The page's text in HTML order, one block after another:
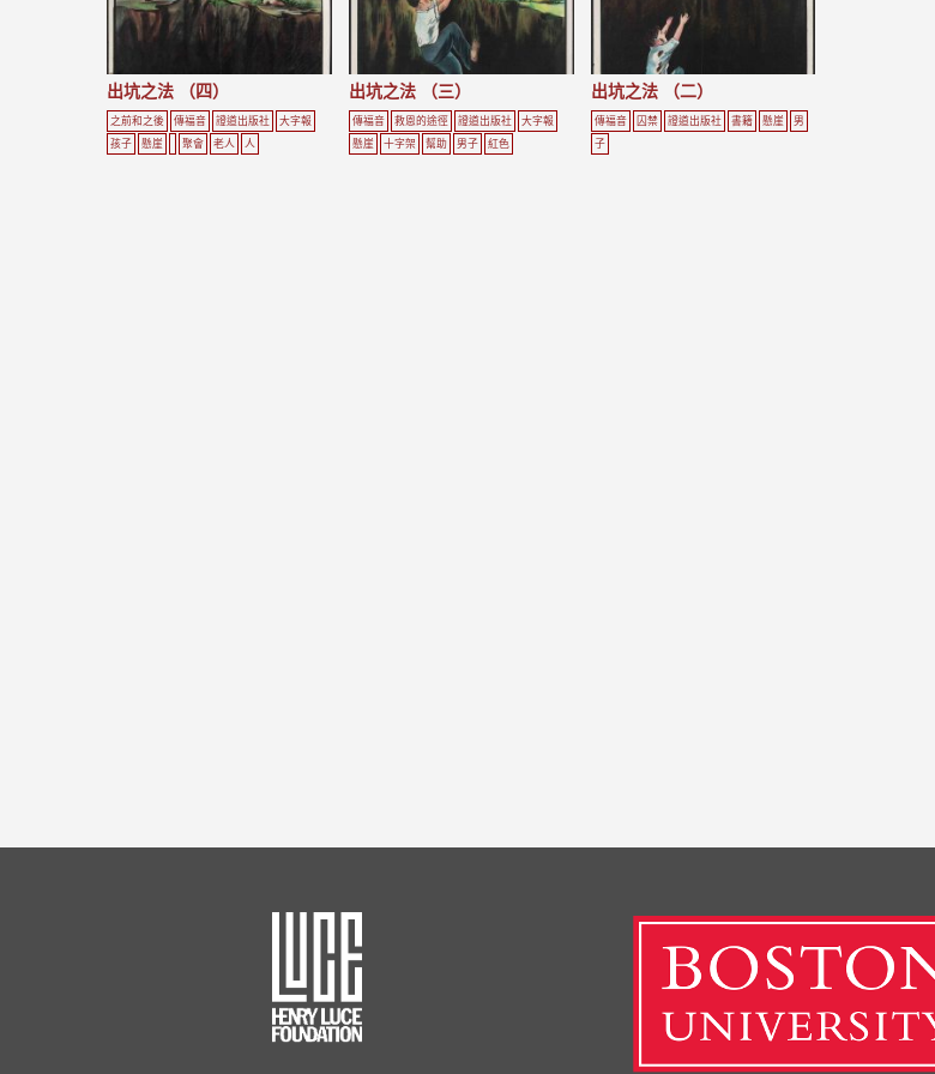
出坑之法 （四）
之前和之後 傳福音 證道出版社
大字報
孩子
懸崖 聚會 老人 人
出坑之法 （三）
傳福音 救恩的途徑 證道出版社
大字報
懸崖
十字架 幫助 男子 紅色
出坑之法 （二）
傳福音 囚禁 證道出版社 書籍 懸崖
男
子